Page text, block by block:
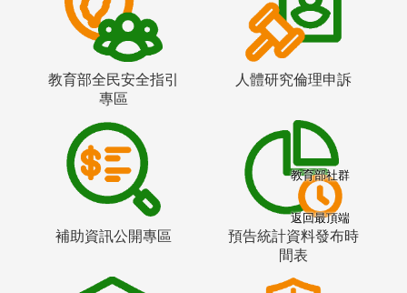
教育部全民安全指引
專區
人體研究倫理申訴
補助資訊公開專區
預告統計資料發布時
間表
教育部社群
返回最頂端